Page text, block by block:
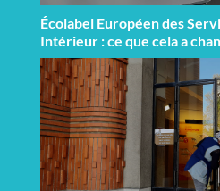
Écolabel Européen des
Intérieur : ce que cela a